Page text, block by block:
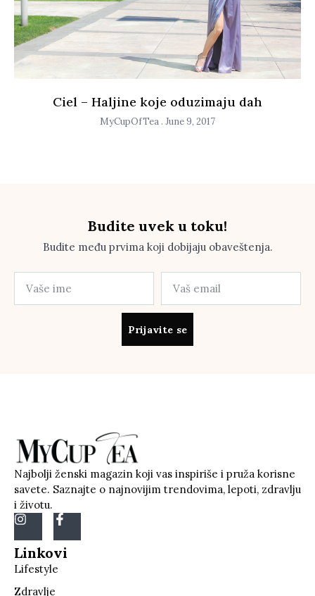
Ciel – Haljine koje oduzimaju dah
MyCupOfTea June 9, 2017
Budite uvek u toku!
Budite među prvima koji dobijaju obaveštenja.
Prijavite se
Najbolji ženski magazin koji vas inspiriše i pruža korisne
savete. Saznajte o najnovijim trendovima, lepoti, zdravlju
i životu.
Linkovi
Lifestyle
Zdravlje